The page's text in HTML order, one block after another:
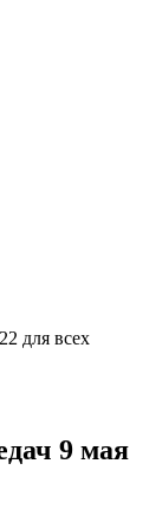
9 мая